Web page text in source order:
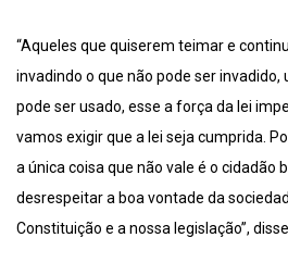
“Aqueles que quiserem teimar e
invadindo o que não pode ser
pode ser usado, esse a força da lei
vamos exigir que a lei seja cumprida.
a única coisa que não vale é o cidadão
desrespeitar a boa vontade da
Constituição e a nossa legislação”,